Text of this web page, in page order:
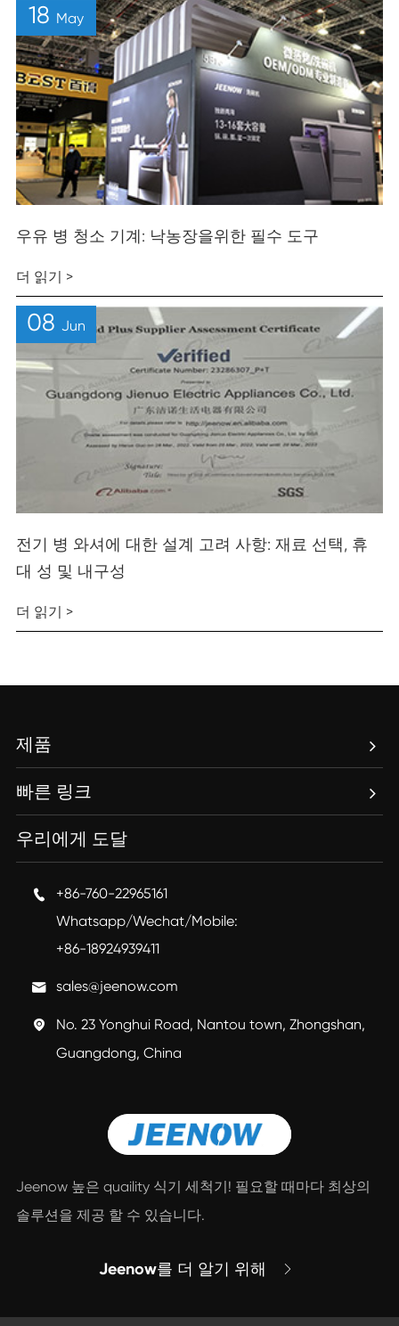
18 May
우유 병 청소 기계: 낙농장을위한 필수 도구
더 읽기 >
08 Jun
전기 병 와셔에 대한 설계 고려 사항: 재료 선택, 휴
대 성 및 내구성
더 읽기 >
제품
빠른 링크
우리에게 도달

+86-760-22965161
Whatsapp/Wechat/Mobile:
+86-18924939411
 sales@jeenow.com

No. 23 Yonghui Road, Nantou town, Zhongshan,
Guangdong, China
Jeenow 높은 quaility 식기 세척기! 필요할 때마다 최상의
솔루션을 제공 할 수 있습니다.
Jeenow를 더 알기 위해 